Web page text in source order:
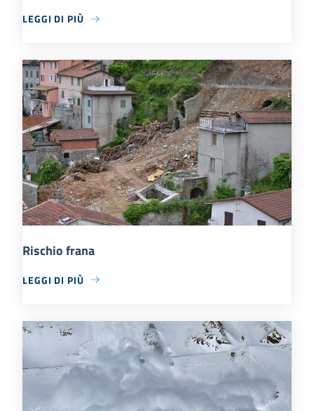
LEGGI DI PIÙ
Rischio frana
LEGGI DI PIÙ